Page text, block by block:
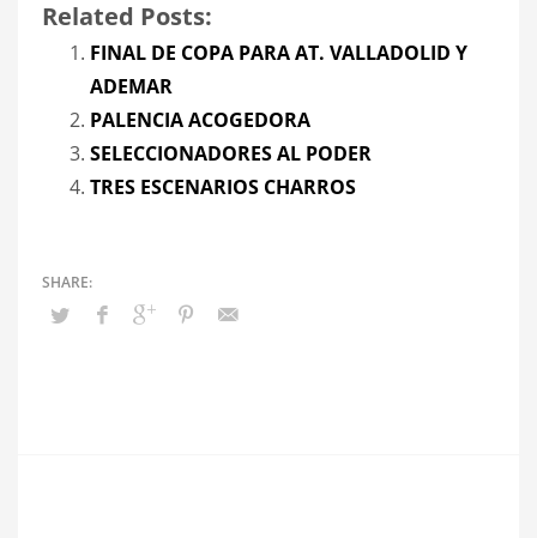
Related Posts:
FINAL DE COPA PARA AT. VALLADOLID Y
ADEMAR
PALENCIA ACOGEDORA
SELECCIONADORES AL PODER
TRES ESCENARIOS CHARROS